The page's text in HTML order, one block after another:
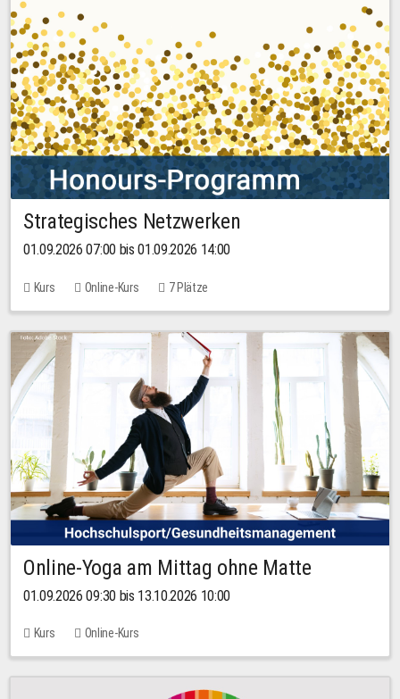
Strategisches Netzwerken
01.09.2026 07:00 bis 01.09.2026 14:00
Kurs Online-Kurs 7 Plätze
Online-Yoga am Mittag ohne Matte
01.09.2026 09:30 bis 13.10.2026 10:00
Kurs Online-Kurs